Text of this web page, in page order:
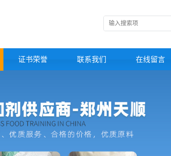
证书荣誉 联系我们 在线留言